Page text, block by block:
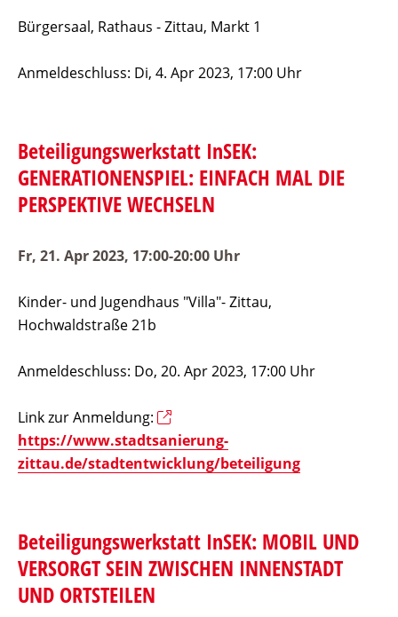
Bürgersaal, Rathaus - Zittau, Markt 1
Anmeldeschluss: Di, 4. Apr 2023, 17:00 Uhr
Beteiligungswerkstatt InSEK:
GENERATIONENSPIEL: EINFACH MAL DIE
PERSPEKTIVE WECHSELN
Fr, 21. Apr 2023, 17:00-20:00 Uhr
Kinder- und Jugendhaus "Villa"- Zittau,
Hochwaldstraße 21b
Anmeldeschluss: Do, 20. Apr 2023, 17:00 Uhr
Link zur Anmeldung:
https://www.stadtsanierung-
zittau.de/stadtentwicklung/beteiligung
Beteiligungswerkstatt InSEK: MOBIL UND
VERSORGT SEIN ZWISCHEN INNENSTADT
UND ORTSTEILEN